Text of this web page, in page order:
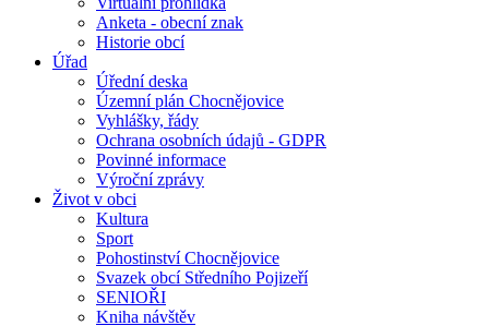
Anketa - obecní znak
Historie obcí
Úřad
Úřední deska
Územní plán Chocnějovice
Vyhlášky, řády
Ochrana osobních údajů - GDPR
Povinné informace
Výroční zprávy
Život v obci
Kultura
Sport
Pohostinství Chocnějovice
Svazek obcí Středního Pojizeří
SENIOŘI
Kniha návštěv